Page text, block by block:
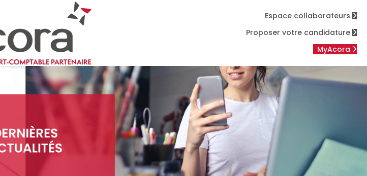
Espace collaborateurs
Proposer votre candidature
MyAcora